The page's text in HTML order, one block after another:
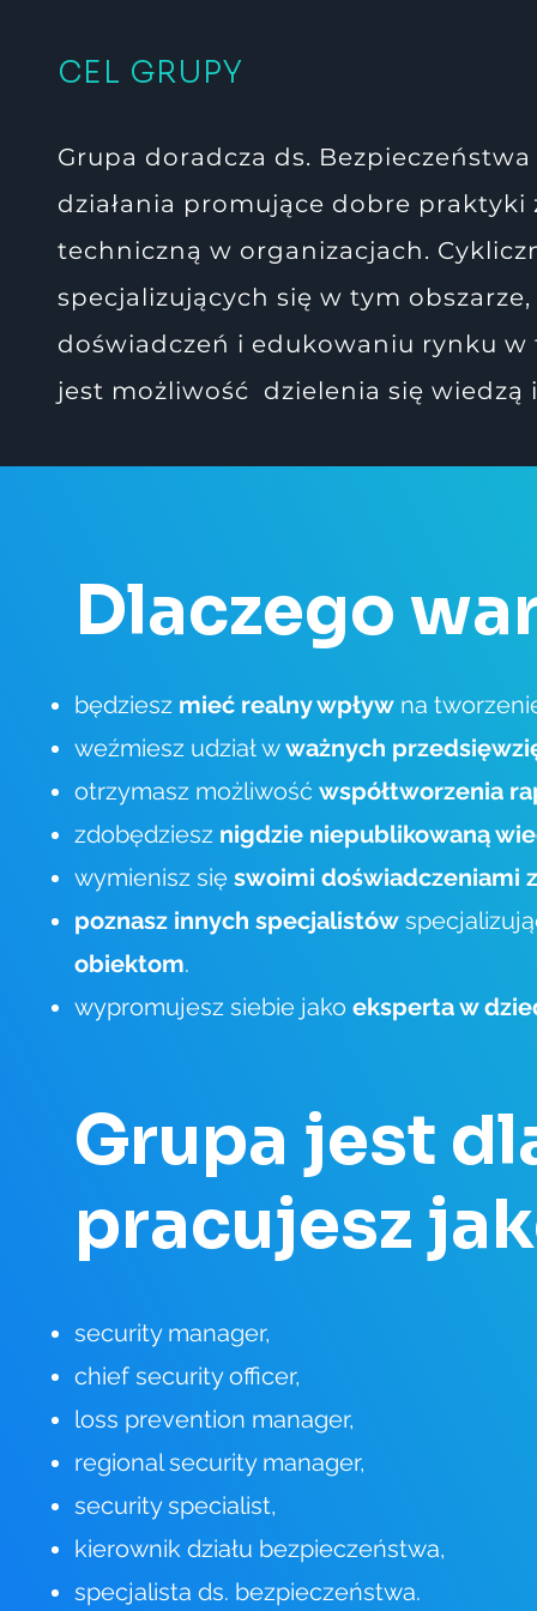
CEL GRUPY
Grupa doradcza ds.
działania promujące dobre
techniczną w organizacjach.
specjalizujących się w tym
doświadczeń i edukowaniu rynku
jest możliwość dzielenia się
Dlaczego
będziesz mieć realny wpływ na
weźmiesz udział wważnych
otrzymasz możliwość współtworzenia
zdobędziesz nigdzie niepublikowaną
wymienisz się swoimi doświadczeniami
poznasz innych specjalistów
obiektom.
wypromujesz siebie jako eksperta w
Grupa jest
pracujesz
security manager,
chief security officer,
loss prevention manager,
regional security manager,
security specialist,
kierownik działu bezpieczeństwa,
specjalista ds. bezpieczeństwa.